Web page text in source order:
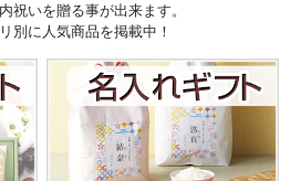
祝いを贈る事が出来ます。
別に人気商品を掲載中！